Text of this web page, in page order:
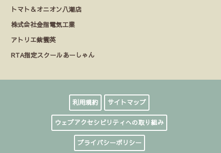
トマト＆オニオン八潮店
株式会社金指電気工業
アトリエ紫雲英
RTA指定スクールあーしゃん
利用規約 サイトマップ
ウェブアクセシビリティへの取り組み
プライバシーポリシー